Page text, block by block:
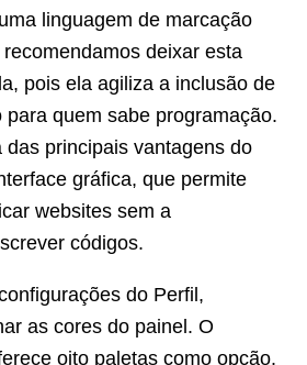
linguagem de marcação
deixar esta
pois ela agiliza a inclusão de
quem sabe programação.
das principais vantagens do
gráfica, que permite
websites sem a
códigos.
do Perfil,
as cores do painel. O
oito paletas como opção.